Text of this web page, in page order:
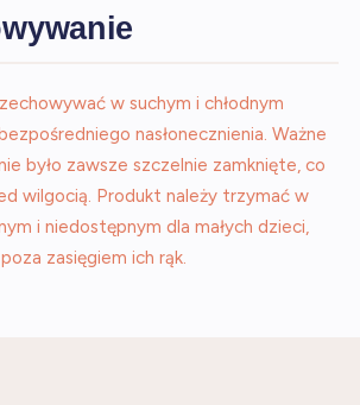
w suchym i chłodnym
nasłonecznienia. Ważne
było zawsze szczelnie zamknięte, co
wilgocią. Produkt należy trzymać w
i niedostępnym dla małych dzieci,
zasięgiem ich rąk.